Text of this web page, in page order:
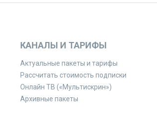
КАНАЛЫ И ТАРИФЫ
Актуальные пакеты и тарифы
Рассчитать стоимость подписки
Онлайн ТВ («Мультискрин»)
Архивные пакеты